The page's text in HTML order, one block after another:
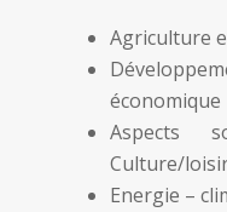
Agriculture
économique
Aspects
Culture/
Energie –